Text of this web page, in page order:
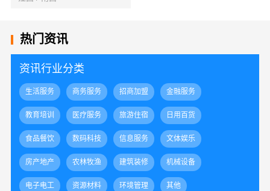
热门资讯
资讯行业分类
生活服务 商务服务 招商加盟 金融服务
教育培训 医疗服务 旅游住宿 日用百货
食品餐饮 数码科技 信息服务 文体娱乐
房产地产 农林牧渔 建筑装修 机械设备
电子电工 资源材料 环境管理 其他